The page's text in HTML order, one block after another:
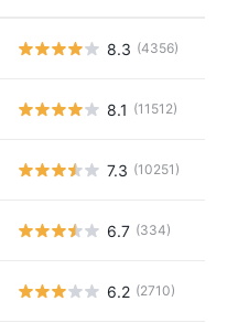
8.3 (4356)
8.1 (11512)
7.3 (10251)
6.7 (334)
6.2 (2710)